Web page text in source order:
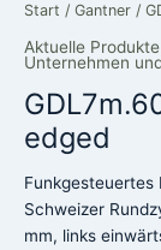
Start / Gantner /
Aktuelle Produkte
Unternehmen
edged
Funkgesteuertes
Schweizer
mm, links